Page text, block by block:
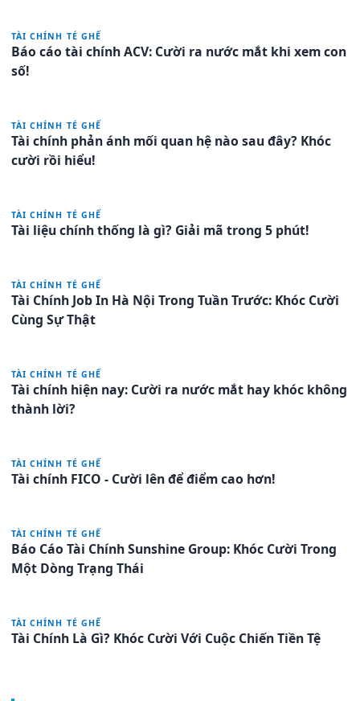
TÀI CHÍNH TÉ GHẾ
Báo cáo tài chính ACV: Cười ra nước mắt khi xem con
số!
TÀI CHÍNH TÉ GHẾ
Tài chính phản ánh mối quan hệ nào sau đây? Khóc
cười rồi hiểu!
TÀI CHÍNH TÉ GHẾ
Tài liệu chính thống là gì? Giải mã trong 5 phút!
TÀI CHÍNH TÉ GHẾ
Tài Chính Job In Hà Nội Trong Tuần Trước: Khóc Cười
Cùng Sự Thật
TÀI CHÍNH TÉ GHẾ
Tài chính hiện nay: Cười ra nước mắt hay khóc không
thành lời?
TÀI CHÍNH TÉ GHẾ
Tài chính FICO - Cười lên để điểm cao hơn!
TÀI CHÍNH TÉ GHẾ
Báo Cáo Tài Chính Sunshine Group: Khóc Cười Trong
Một Dòng Trạng Thái
TÀI CHÍNH TÉ GHẾ
Tài Chính Là Gì? Khóc Cười Với Cuộc Chiến Tiền Tệ